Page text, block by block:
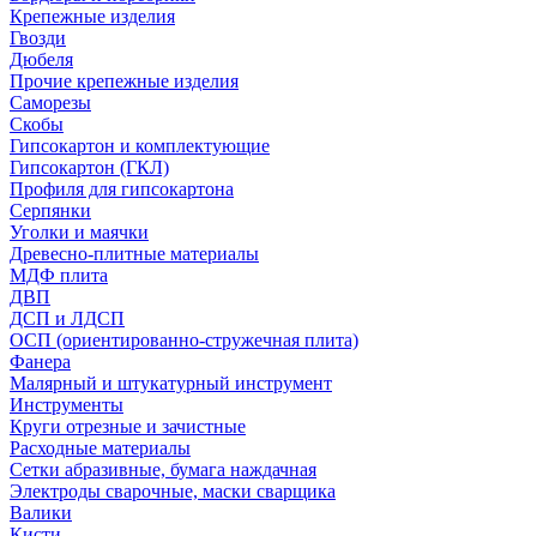
Крепежные изделия
Гвозди
Дюбеля
Прочие крепежные изделия
Саморезы
Скобы
Гипсокартон и комплектующие
Гипсокартон (ГКЛ)
Профиля для гипсокартона
Серпянки
Уголки и маячки
Древесно-плитные материалы
МДФ плита
ДВП
ДСП и ЛДСП
ОСП (ориентированно-стружечная плита)
Фанера
Малярный и штукатурный инструмент
Инструменты
Круги отрезные и зачистные
Расходные материалы
Сетки абразивные, бумага наждачная
Электроды сварочные, маски сварщика
Валики